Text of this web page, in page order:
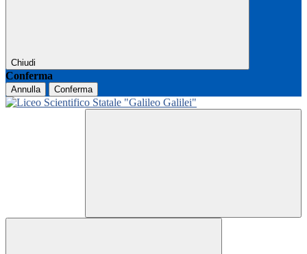
Chiudi
Conferma
Annulla Conferma